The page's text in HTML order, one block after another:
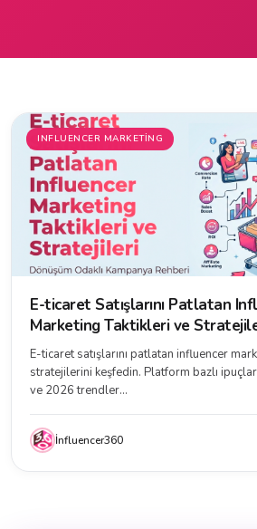
INFLUENCER MARKETING
E-ticaret Satışlarını Patlatan
Marketing Taktikleri ve
E-ticaret satışlarını patlatan influencer
stratejilerini keşfedin. Platform bazlı
ve 2026 trendler...
İnfluencer360